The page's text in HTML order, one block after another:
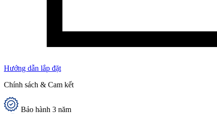
Hướng dẫn lắp đặt
Chính sách & Cam kết
Bảo hành 3 năm